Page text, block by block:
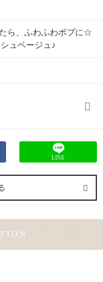
ら、ふわふわボブに☆
ュベージュ♪
LINE